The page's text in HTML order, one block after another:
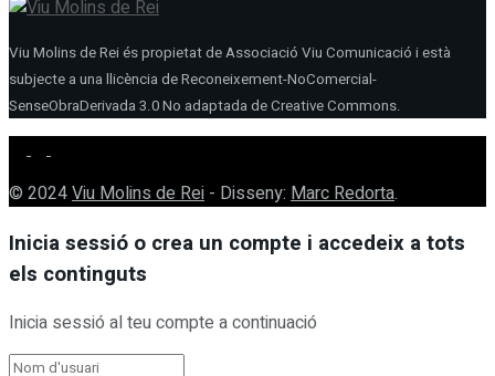
Viu Molins de Rei és propietat de Associació Viu Comunicació i està
subjecte a una llicència de Reconeixement-NoComercial-
SenseObraDerivada 3.0 No adaptada de Creative Commons.
© 2024Viu Molins de Rei - Disseny: Marc Redorta.
Inicia sessió o crea un compte i accedeix a tots
els continguts
Inicia sessió al teu compte a continuació